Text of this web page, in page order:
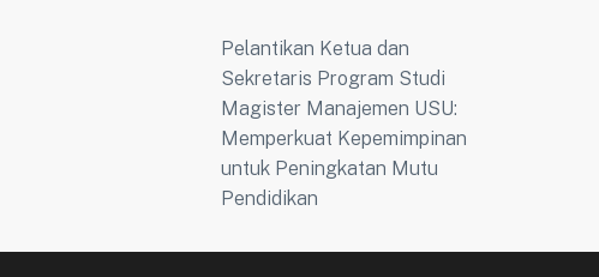
Pelantikan Ketua dan
Sekretaris Program Studi
Magister Manajemen USU:
Memperkuat Kepemimpinan
untuk Peningkatan Mutu
Pendidikan